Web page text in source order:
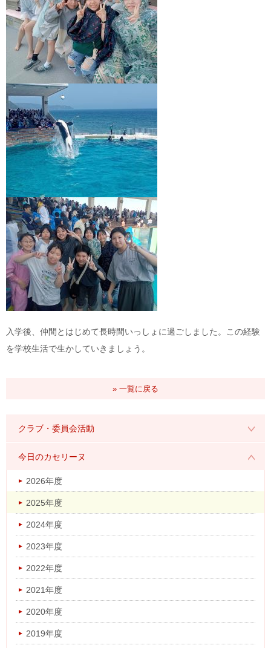
入学後、仲間とはじめて長時間いっしょに過ごしました。この経験
を学校生活で生かしていきましょう。
» 一覧に戻る
クラブ・委員会活動
2026年度
今日のカセリーヌ
2026年度
2025年度
2024年度
2023年度
2022年度
2021年度
2020年度
2019年度